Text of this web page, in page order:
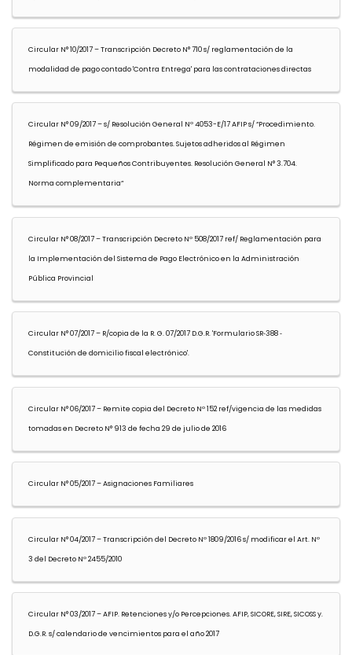
Circular N° 10/2017 – Transcripción Decreto N° 710 s/ reglamentación de la
modalidad de pago contado 'Contra Entrega' para las contrataciones directas
Circular N° 09/2017 – s/ Resolución General Nº 4053-E/17 AFIP s/ “Procedimiento.
Régimen de emisión de comprobantes. Sujetos adheridos al Régimen
Simplificado para Pequeños Contribuyentes. Resolución General N° 3.704.
Norma complementaria”
Circular N° 08/2017 – Transcripción Decreto Nº 508/2017 ref/ Reglamentación para
la Implementación del Sistema de Pago Electrónico en la Administración
Pública Provincial
Circular N° 07/2017 – R/copia de la R. G. 07/2017 D.G.R. 'Formulario SR‐388 ‐
Constitución de domicilio fiscal electrónico'.
Circular N° 06/2017 – Remite copia del Decreto Nº 152 ref/vigencia de las medidas
tomadas en Decreto N° 913 de fecha 29 de julio de 2016
Circular N° 05/2017 – Asignaciones Familiares
Circular N° 04/2017 – Transcripción del Decreto Nº 1809/2016 s/ modificar el Art. Nº
3 del Decreto Nº 2455/2010
Circular N° 03/2017 – AFIP. Retenciones y/o Percepciones. AFIP, SICORE, SIRE, SICOSS y.
D.G.R. s/ calendario de vencimientos para el año 2017